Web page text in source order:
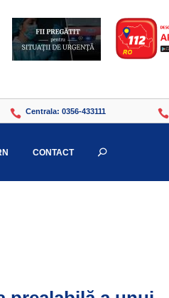
 Centrala: 0356-433111 
CONTACT U